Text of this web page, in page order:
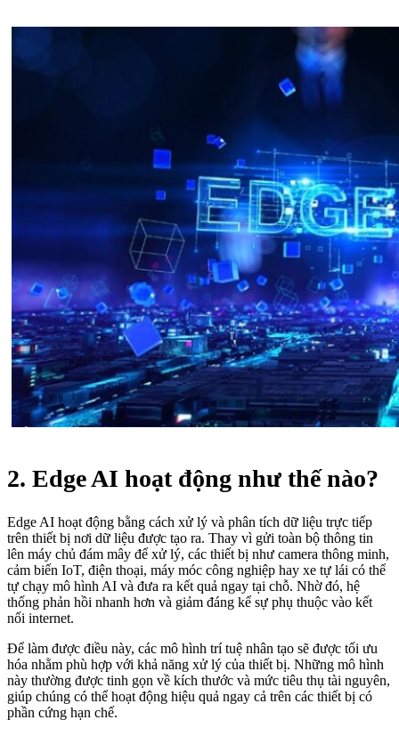
2. Edge AI hoạt động như thế nào?
Edge AI hoạt động bằng cách xử lý và phân tích dữ liệu trực tiếp
trên thiết bị nơi dữ liệu được tạo ra. Thay vì gửi toàn bộ thông tin
lên máy chủ đám mây để xử lý, các thiết bị như camera thông minh,
cảm biến IoT, điện thoại, máy móc công nghiệp hay xe tự lái có thể
tự chạy mô hình AI và đưa ra kết quả ngay tại chỗ. Nhờ đó, hệ
thống phản hồi nhanh hơn và giảm đáng kể sự phụ thuộc vào kết
nối internet.
Để làm được điều này, các mô hình trí tuệ nhân tạo sẽ được tối ưu
hóa nhằm phù hợp với khả năng xử lý của thiết bị. Những mô hình
này thường được tinh gọn về kích thước và mức tiêu thụ tài nguyên,
giúp chúng có thể hoạt động hiệu quả ngay cả trên các thiết bị có
phần cứng hạn chế.